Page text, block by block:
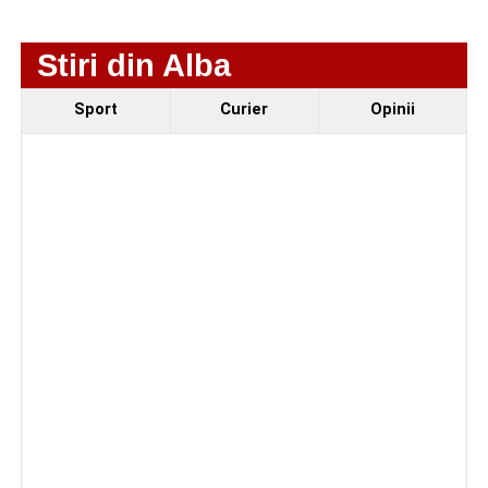
Componenta sportivă a festivalului este reprezentată de
competiția„Cicloaventurier de Sebeș”
Sebeșului la fotbal
rezervată juniorilor și de debutul
oficial al echipeiCSM Sebeșîn fața propriilor suporteri.
Stiri din Alba
Sport Curier Opinii